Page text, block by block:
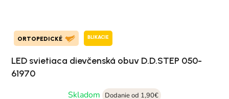
ORTOPEDICKÉ BLIKACIE
LED svietiaca dievčenská obuv D.D.STEP 050-
61970
Skladom
Dodanie od 1,90€